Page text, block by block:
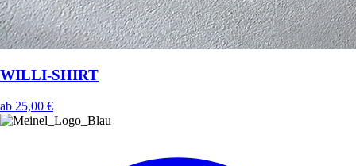
WILLI-SHIRT
ab 25,00 €